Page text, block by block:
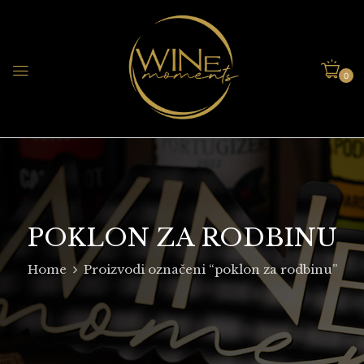
0
POKLON ZA RODBINU
Home Proizvodi označeni “poklon za rodbinu”